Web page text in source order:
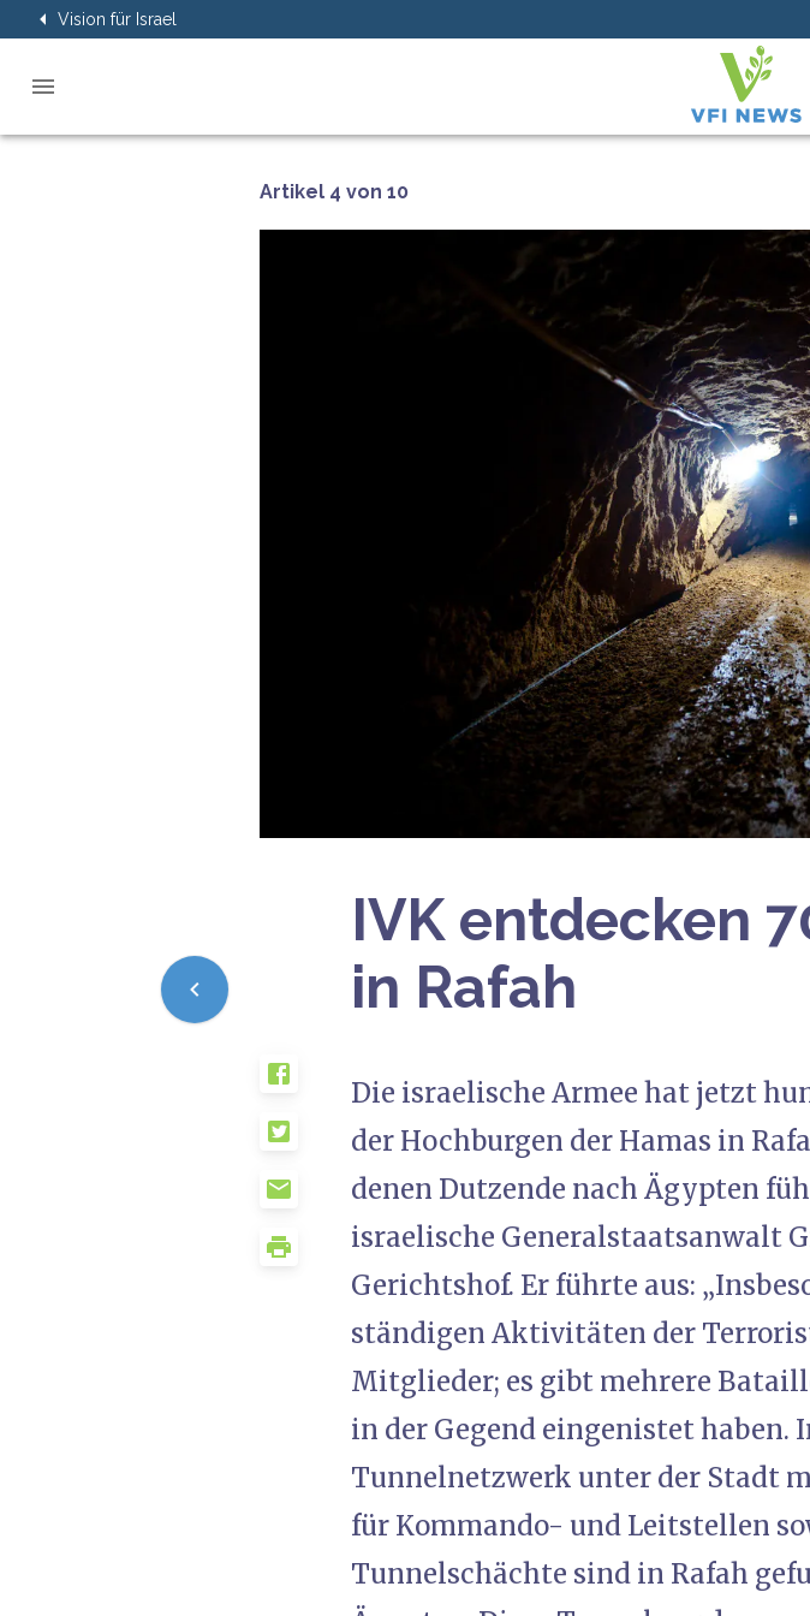
Vision für Israel
Artikel 4 von 10
IVK entdecken
in Rafah
Die israelische Armee hat jetzt
der Hochburgen der Hamas in
denen Dutzende nach Ägypten
israelische Generalstaatsanwalt
Gerichtshof. Er führte aus:
ständigen Aktivitäten der
Mitglieder; es gibt mehrere
in der Gegend eingenistet haben.
Tunnelnetzwerk unter der Stadt
für Kommando- und Leitstellen
Tunnelschächte sind in Rafah